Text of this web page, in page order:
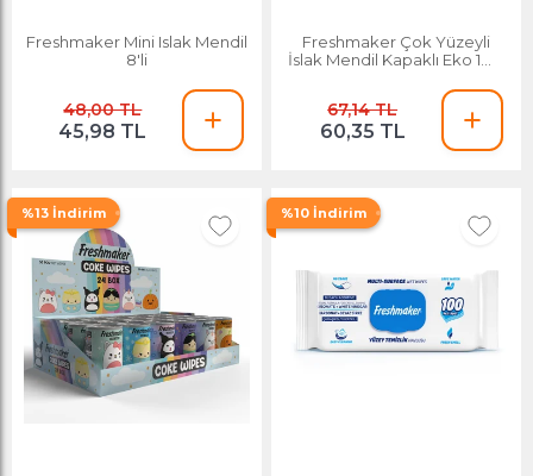
Freshmaker Mini Islak Mendil
8'li
48,00 TL
45,98 TL
Freshmaker Çok Yüzeyli
İslak Mendil Kapaklı Eko 100'
67,14 TL
60,35 TL
%13 İndirim %10 İndirim